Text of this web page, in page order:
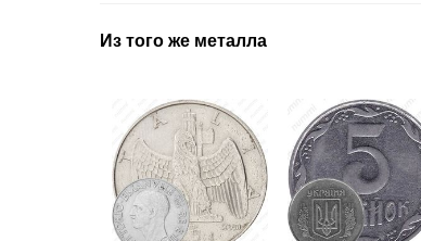
Из того же металла